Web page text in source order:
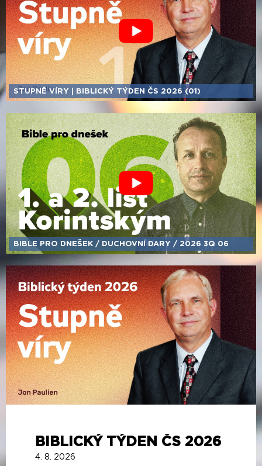
STUPNĚ VÍRY | BIBLICKÝ TÝDEN ČS 2026 (01)
BIBLE PRO DNEŠEK /​ DUCHOVNÍ DARY /​ 2026 3Q 06
BIBLICKÝ TÝDEN ČS 2026
4. 8. 2026